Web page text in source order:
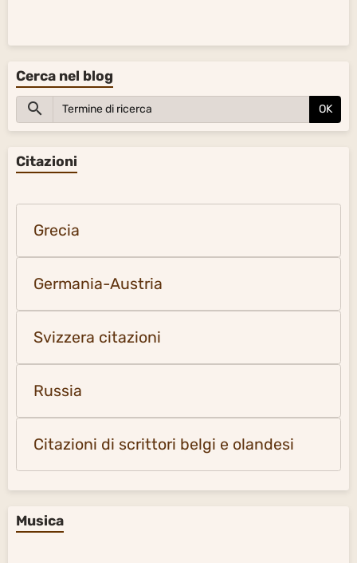
Cerca nel blog
OK
Citazioni
Grecia
Germania-Austria
Svizzera citazioni
Russia
Citazioni di scrittori belgi e olandesi
Musica